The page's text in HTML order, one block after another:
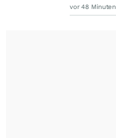
vor 48 Minuten